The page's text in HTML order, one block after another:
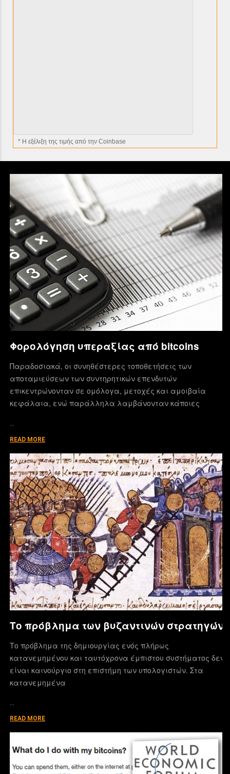
* H εξέλιξη της τιμής από την Coinbase
Φορολόγηση υπεραξίας από bitcoins
Παραδοσιακά, οι συνηθέστερες τοποθετήσεις των
αποταμιεύσεων των συντηρητικών επενδυτών
επικεντρώνονταν σε ομόλογα, μετοχές και αμοιβαία
κεφάλαια, ενώ παράλληλα λαμβάνονταν κάποιες
…
READ MORE
Το πρόβλημα των βυζαντινών στρατηγών
Το πρόβλημα της δημιουργίας ενός πλήρως
κατανεμημένου και ταυτόχρονα έμπιστου συστήματος δεν
είναι καινούργιο στη επιστήμη των υπολογιστών. Στα
κατανεμημένα
READ MORE